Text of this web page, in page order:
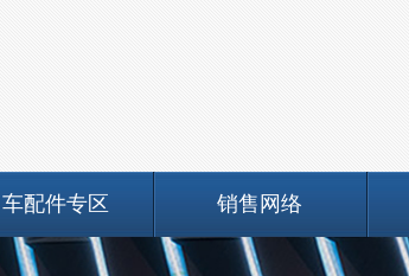
配件专区 销售网络